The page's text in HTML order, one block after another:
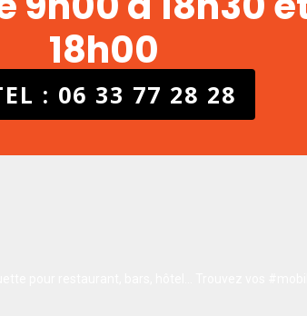
18h00
: 06 33 77 28 28